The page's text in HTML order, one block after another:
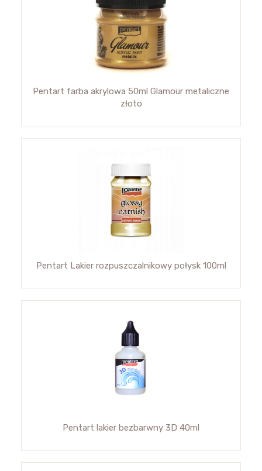
Pentart farba akrylowa 50ml Glamour metaliczne
złoto
Pentart Lakier rozpuszczalnikowy połysk 100ml
Pentart lakier bezbarwny 3D 40ml